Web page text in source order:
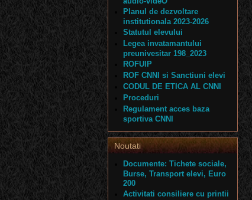
Planul de dezvoltare
institutionala 2023-2026
Statutul elevului
Legea invatamantului
preunivesitar 198_2023
ROFUIP
ROF CNNI si Sanctiuni elevi
CODUL DE ETICA AL CNNI
Proceduri
Regulament acces baza
sportiva CNNI
Noutati
Documente: Tichete sociale,
Burse, Transport elevi, Euro
200
Activitati consiliere cu printii